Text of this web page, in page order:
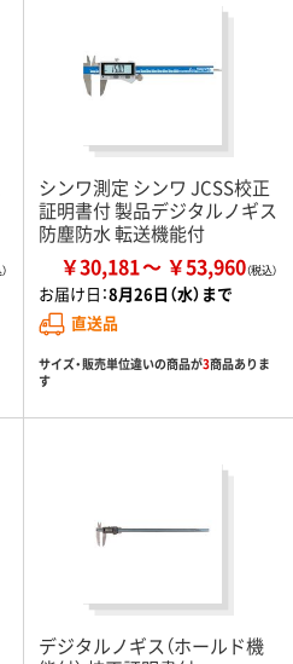
シンワ測定 シンワ JCSS校正
証明書付 製品デジタルノギス
防塵防水 転送機能付
￥30,181 ￥53,960
お届け日：8月26日（水）まで
直送品
サイズ・販売単位違いの商品が3商品ありま
す
デジタルノギス（ホールド機